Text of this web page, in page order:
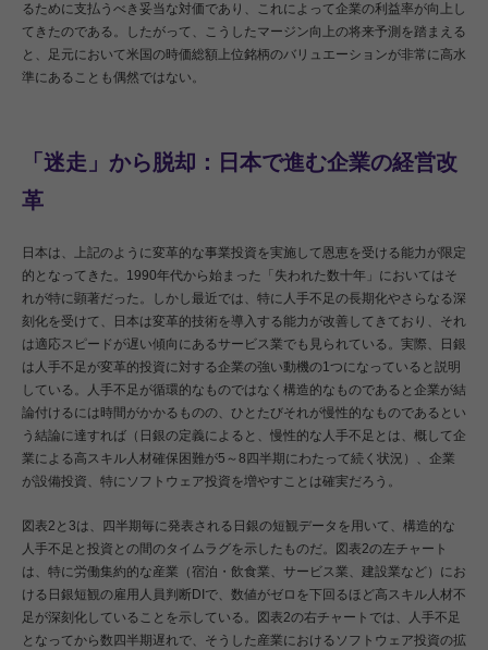
るために支払うべき妥当な対価であり、これによって企業の利益率が向上し
てきたのである。したがって、こうしたマージン向上の将来予測を踏まえる
と、足元において米国の時価総額上位銘柄のバリュエーションが非常に高水
準にあることも偶然ではない。
「迷走」から脱却：日本で進む企業の経営改
革
日本は、上記のように変革的な事業投資を実施して恩恵を受ける能力が限定
的となってきた。1990年代から始まった「失われた数十年」においてはそ
れが特に顕著だった。しかし最近では、特に人手不足の長期化やさらなる深
刻化を受けて、日本は変革的技術を導入する能力が改善してきており、それ
は適応スピードが遅い傾向にあるサービス業でも見られている。実際、日銀
は人手不足が変革的投資に対する企業の強い動機の1つになっていると説明
している。人手不足が循環的なものではなく構造的なものであると企業が結
論付けるには時間がかかるものの、ひとたびそれが慢性的なものであるとい
う結論に達すれば（日銀の定義によると、慢性的な人手不足とは、概して企
業による高スキル人材確保困難が5～8四半期にわたって続く状況）、企業
が設備投資、特にソフトウェア投資を増やすことは確実だろう。
図表2と3は、四半期毎に発表される日銀の短観データを用いて、構造的な
人手不足と投資との間のタイムラグを示したものだ。図表2の左チャート
は、特に労働集約的な産業（宿泊・飲食業、サービス業、建設業など）にお
ける日銀短観の雇用人員判断DIで、数値がゼロを下回るほど高スキル人材不
足が深刻化していることを示している。図表2の右チャートでは、人手不足
となってから数四半期遅れで、そうした産業におけるソフトウェア投資の拡